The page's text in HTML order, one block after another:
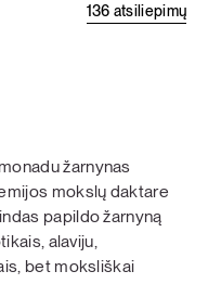
136 atsiliepimų
žarnynas
mokslų daktare
papildo žarnyną
alaviju,
bet moksliškai